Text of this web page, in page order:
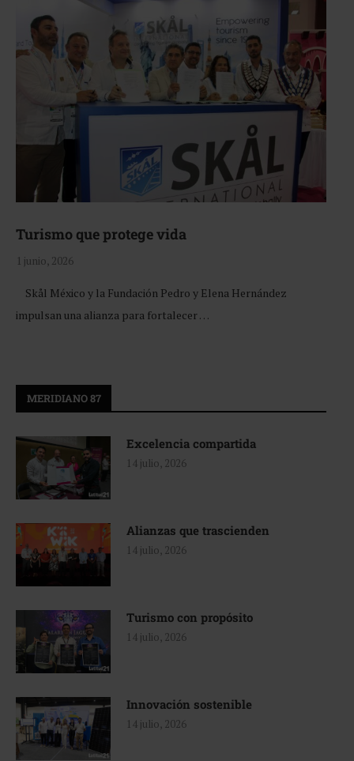
Turismo que protege vida
1 junio, 2026
Skål México y la Fundación Pedro y Elena Hernández
impulsan una alianza para fortalecer …
MERIDIANO 87
Excelencia compartida
14 julio, 2026
Alianzas que trascienden
14 julio, 2026
Turismo con propósito
14 julio, 2026
Innovación sostenible
14 julio, 2026